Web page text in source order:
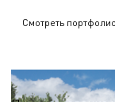
Смотреть портфолио
Виллы, таунхаусы,